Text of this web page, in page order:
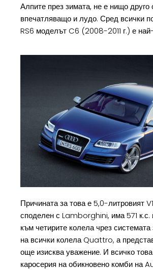
Алпите през зимата, не е нищо друго
впечатляващо и лудо. Сред всички
RS6 моделът C6 (2008-2011 г.) е
Причината за това е 5,0-литровият
споделен с Lamborghini, има 571 к.с.
към четирите колела чрез
на всички колела Quattro, а
още изисква уважение. И всичко
каросерия на обикновено комби на